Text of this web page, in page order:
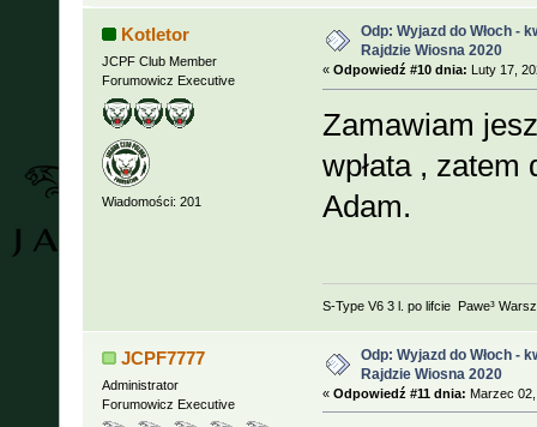
Kotletor
JCPF Club Member
Forumowicz Executive
Wiadomości: 201
Odp: Wyjazd do Włoch -
Rajdzie Wiosna 2020
« Odpowiedź #10 dnia: Luty 17,
Zamawiam
wpłata ,
Adam.
S-Type V6 3 l. po lifcie Pawe³
JCPF7777
Administrator
Forumowicz Executive
Odp: Wyjazd do Włoch -
Rajdzie Wiosna 2020
« Odpowiedź #11 dnia: Marzec